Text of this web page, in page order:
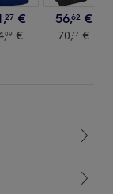
,27 €
,09 €
56,62 €
70,77 €